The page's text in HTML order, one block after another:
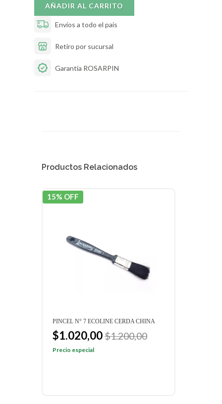
AÑADIR AL CARRITO
Envíos a todo el país
Retiro por sucursal
Garantía ROSARPIN
Productos Relacionados
15% OFF
PINCEL N° 7 ECOLINE CERDA CHINA
$1.020,00$1.200,00
Precio especial